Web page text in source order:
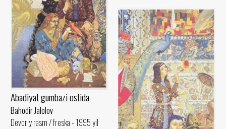
Abadiyat gumbazi ostida
Bahodir Jalolov
Devoriy rasm / freska - 1995 yil